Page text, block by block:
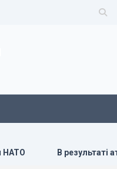
РФ знищено